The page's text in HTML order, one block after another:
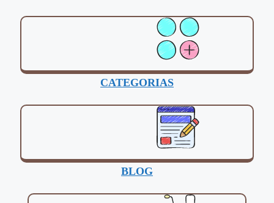
CATEGORIAS
BLOG